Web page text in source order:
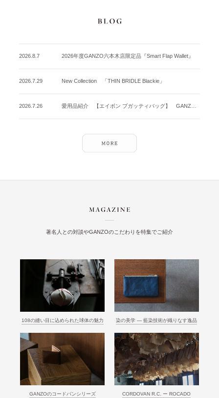
2026.8.7 2026年度GANZO六本木店限定品『Smart Flap Wallet』
2026.7.29 New Collection 「THIN BRIDLE Blackie」
2026.7.26
著名人との対談やGANZOのこだわりを特集でご紹介
108の縫い目に込められた球体の魅力 染の美学 ― 藍染技術が織りなす逸品
GANZOのコードバンシリーズ
CORDOVAN R.C. ー ROCADO